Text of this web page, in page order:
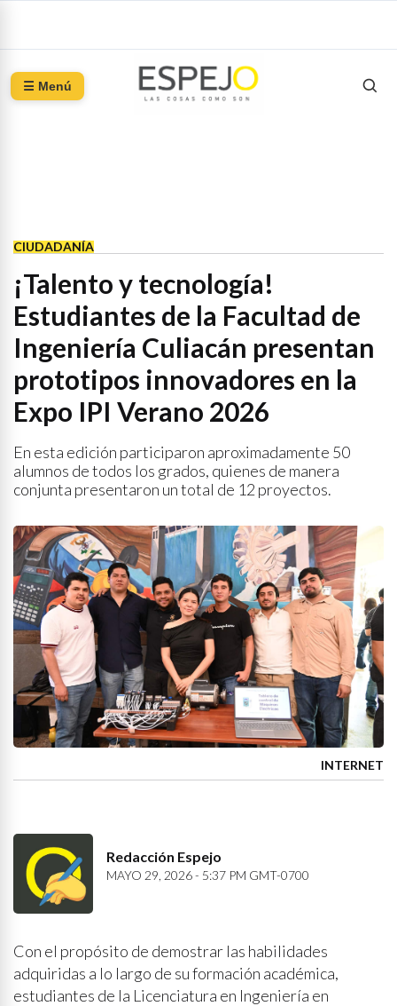
☰ Menú
CIUDADANÍA
¡Talento y tecnología!
Estudiantes de la Facultad de
Ingeniería Culiacán presentan
prototipos innovadores en la
Expo IPI Verano 2026
En esta edición participaron aproximadamente 50
alumnos de todos los grados, quienes de manera
conjunta presentaron un total de 12 proyectos.
INTERNET
Redacción Espejo
MAYO 29, 2026 - 5:37 PM GMT-0700
Con el propósito de demostrar las habilidades
adquiridas a lo largo de su formación académica,
estudiantes de la Licenciatura en Ingeniería en